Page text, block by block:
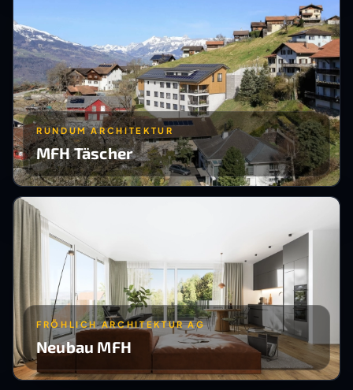
RUNDUM ARCHITEKTUR
MFH Täscher
FRÖHLICH ARCHITEKTUR AG
Neubau MFH